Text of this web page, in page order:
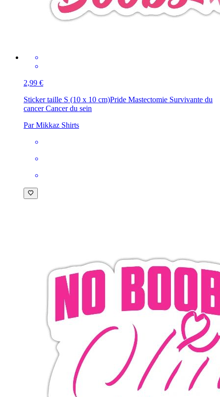
2,99 €
Sticker taille S (10 x 10 cm)Pride Mastectomie Survivante du
cancer Cancer du sein
Par Mikkaz Shirts